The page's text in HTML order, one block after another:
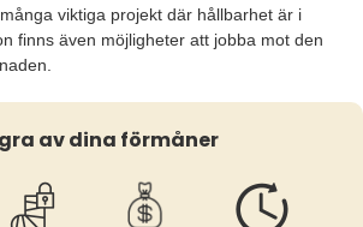
viktiga projekt där hållbarhet är i
finns även möjligheter att jobba mot den
av dina förmåner